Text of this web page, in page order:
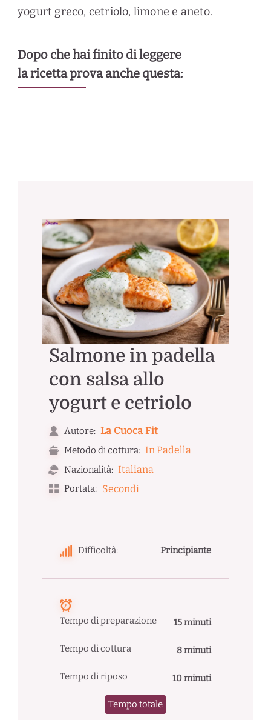
yogurt greco, cetriolo, limone e aneto.
Dopo che hai finito di leggere
la ricetta prova anche questa:
Salmone in padella
con salsa allo
yogurt e cetriolo
Autore: La Cuoca Fit
Metodo di cottura: In Padella
Nazionalità: Italiana
Portata: Secondi
Difficoltà: Principiante
Tempo di preparazione 15 minuti
Tempo di cottura 8 minuti
Tempo di riposo 10 minuti
Tempo totale